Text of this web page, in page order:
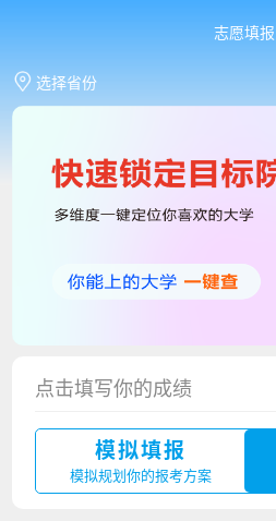
志愿填报
选择省份
点击填写你的成绩
模拟填报
模拟规划你的报考方案